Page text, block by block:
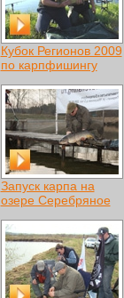
Кубок Регионов 2009
по карпфишингу
Запуск карпа на
озере Серебряное